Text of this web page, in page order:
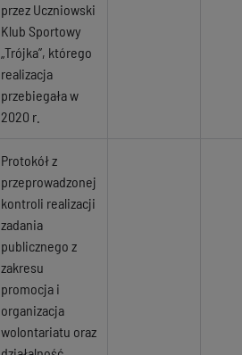
przez Uczniowski
Klub Sportowy
„Trójka”, którego
realizacja
przebiegała w
2020 r.
Protokół z
przeprowadzonej
kontroli realizacji
zadania
publicznego z
zakresu
promocja i
organizacja
wolontariatu oraz